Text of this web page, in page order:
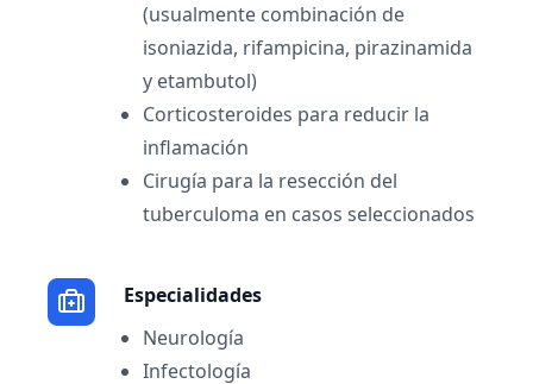
(usualmente combinación de
isoniazida, rifampicina, pirazinamida
y etambutol)
Corticosteroides para reducir la
inflamación
Cirugía para la resección del
tuberculoma en casos seleccionados
Especialidades
Neurología
Infectología